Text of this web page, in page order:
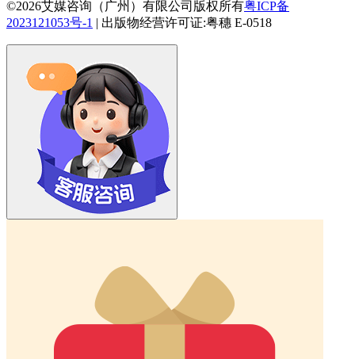
©2026艾媒咨询（广州）有限公司版权所有粤ICP备
2023121053号-1 | 出版物经营许可证:粤穗 E-0518